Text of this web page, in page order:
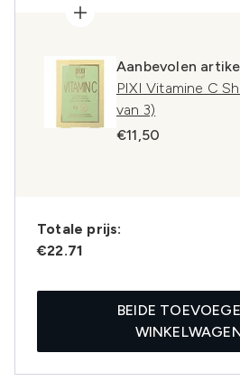
Aanbevolen
PIXI Vitamine C
van 3)
€11,50
Totale prijs:
€22.71
BEIDE